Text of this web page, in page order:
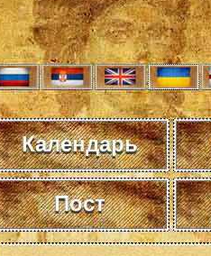
Календарь
Пост